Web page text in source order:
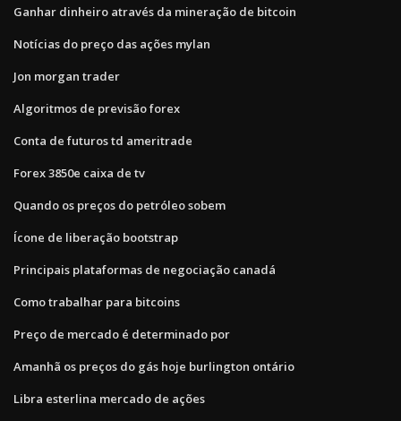
Ganhar dinheiro através da mineração de bitcoin
Notícias do preço das ações mylan
Jon morgan trader
Algoritmos de previsão forex
Conta de futuros td ameritrade
Forex 3850e caixa de tv
Quando os preços do petróleo sobem
Ícone de liberação bootstrap
Principais plataformas de negociação canadá
Como trabalhar para bitcoins
Preço de mercado é determinado por
Amanhã os preços do gás hoje burlington ontário
Libra esterlina mercado de ações